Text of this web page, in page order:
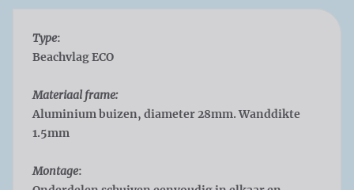
Type:
Beachvlag ECO
Materiaal frame:
Aluminium buizen, diameter 28mm. Wanddikte
1.5mm
Montage: